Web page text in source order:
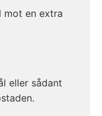
mot en extra
eller sådant